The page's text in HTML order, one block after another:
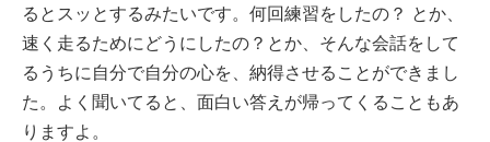
るとスッとするみたいです。何回練習をしたの？ とか、
速く走るためにどうにしたの？とか、そんな会話をして
るうちに自分で自分の心を、納得させることができまし
た。よく聞いてると、面白い答えが帰ってくることもあ
りますよ。